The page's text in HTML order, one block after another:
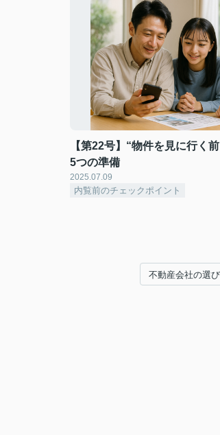
【第22号】“物件を見に行く
5つの準備
2025.07.09
内覧前のチェックポイント
不動産会社の選